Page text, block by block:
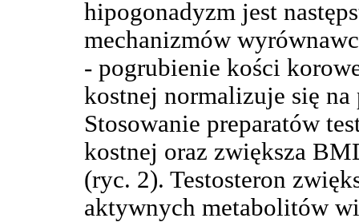
hipogonadyzm jest
mechanizmów
- pogrubienie kości
kostnej normalizuje się
Stosowanie preparatów
kostnej oraz zwiększa
(ryc. 2). Testosteron
aktywnych metabolitów